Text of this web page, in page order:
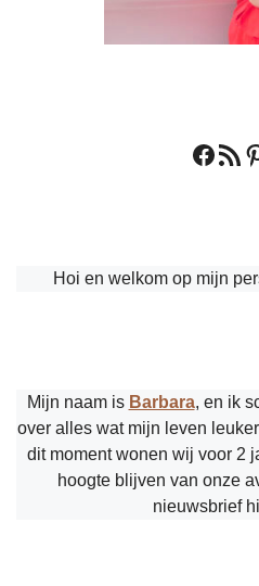
RSS
Hoi en welkom op mijn
Mijn naam is Barbara, en ik
over alles wat mijn leven
dit moment wonen wij voor 2
hoogte blijven van onze
nieuwsbrief